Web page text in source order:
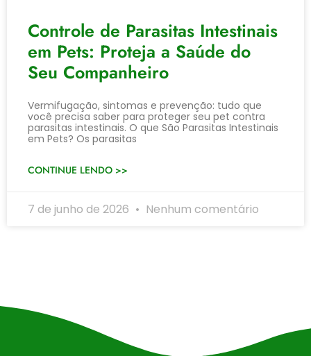
Controle de Parasitas Intestinais
em Pets: Proteja a Saúde do
Seu Companheiro
Vermifugação, sintomas e prevenção: tudo que
você precisa saber para proteger seu pet contra
parasitas intestinais. O que São Parasitas Intestinais
em Pets? Os parasitas
CONTINUE LENDO >>
7 de junho de 2026 Nenhum comentário